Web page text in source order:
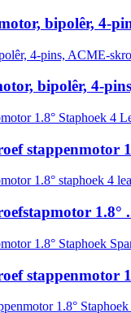
bipolêr, 4-
bipolêr, 4-
stappenmotor
1.8°
stappenmotor